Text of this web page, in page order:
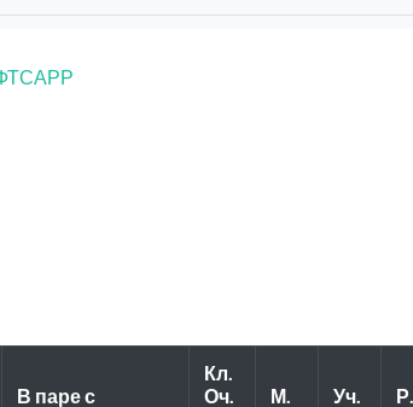
В паре с
Кл.
Оч.
М. Уч. Р.